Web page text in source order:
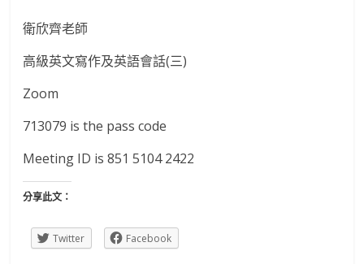
系
進
修
學
士
班
衛欣齊老師
高級英文寫作及英語會話(三)
Zoom
713079 is the pass code
Meeting ID is 851 5104 2422
分享此文：
Twitter Facebook